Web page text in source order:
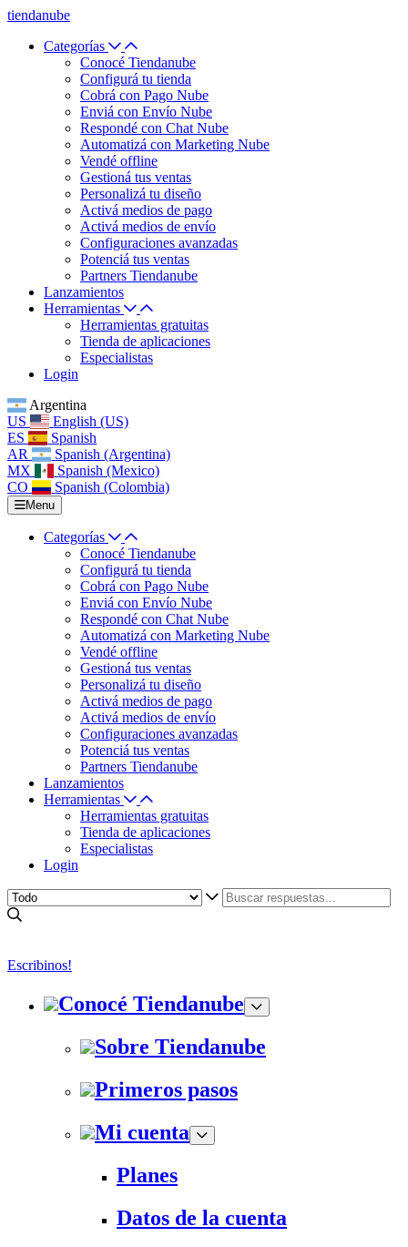
tiendanube
Categorías
Conocé Tiendanube
Configurá tu tienda
Cobrá con Pago Nube
Enviá con Envío Nube
Respondé con Chat Nube
Automatizá con Marketing Nube
Vendé offline
Gestioná tus ventas
Personalizá tu diseño
Activá medios de pago
Activá medios de envío
Configuraciones avanzadas
Potenciá tus ventas
Partners Tiendanube
Lanzamientos
Herramientas
Herramientas gratuitas
Tienda de aplicaciones
Especialistas
Login
Argentina
US
English (US)
ES
Spanish
AR
Spanish (Argentina)
MX
Spanish (Mexico)
CO
Spanish (Colombia)
Menu
Categorías
Conocé Tiendanube
Configurá tu tienda
Cobrá con Pago Nube
Enviá con Envío Nube
Respondé con Chat Nube
Automatizá con Marketing Nube
Vendé offline
Gestioná tus ventas
Personalizá tu diseño
Activá medios de pago
Activá medios de envío
Configuraciones avanzadas
Potenciá tus ventas
Partners Tiendanube
Lanzamientos
Herramientas
Herramientas gratuitas
Tienda de aplicaciones
Especialistas
Login
Escribinos!
Conocé Tiendanube
Sobre Tiendanube
Primeros pasos
Mi cuenta
Planes
Datos de la cuenta